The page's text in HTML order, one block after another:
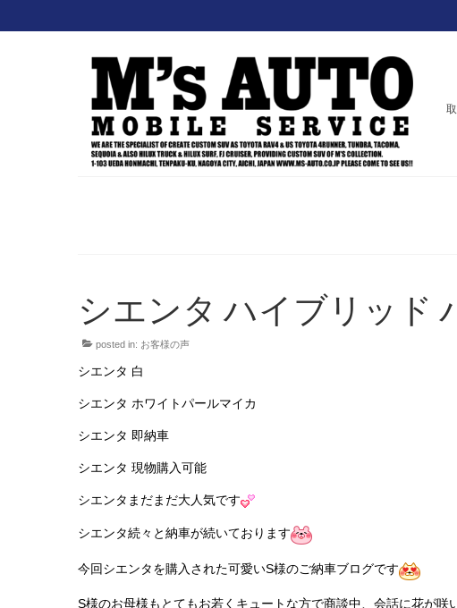
シエンタ ハイブリッド
posted in: お客様の声
シエンタ 白
シエンタ ホワイトパールマイカ
シエンタ 即納車
シエンタ 現物購入可能
シエンタまだまだ大人気です
シエンタ続々と納車が続いております
今回シエンタを購入された可愛いS様のご納車ブログです
S様のお母様もとてもお若くキュートな方で商談中、会話に花が咲